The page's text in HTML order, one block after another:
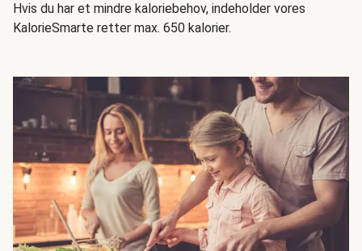
Hvis du har et mindre kaloriebehov, indeholder vores
KalorieSmarte retter max. 650 kalorier.